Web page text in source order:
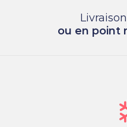
ou en point